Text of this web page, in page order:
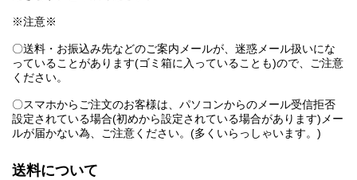
※注意※
〇送料・お振込み先などのご案内メールが、迷惑メール扱いにな
っていることがあります(ゴミ箱に入っていることも)ので、ご注意
ください。
〇スマホからご注文のお客様は、パソコンからのメール受信拒否
設定されている場合(初めから設定されている場合があります)メー
ルが届かない為、ご注意ください。(多くいらっしゃいます。)
送料について